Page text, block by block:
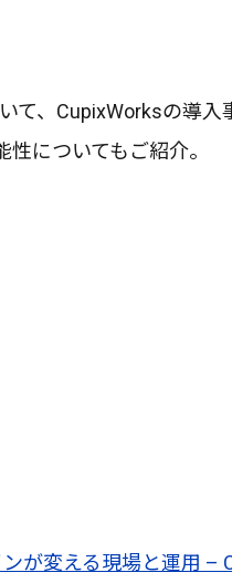
、CupixWorksの導
についてもご紹介。
変える現場と運用 –